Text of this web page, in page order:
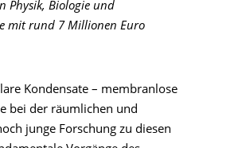
Physik, Biologie und
mit rund 7 Millionen Euro
Kondensate – membranlose
bei der räumlichen und
junge Forschung zu diesen